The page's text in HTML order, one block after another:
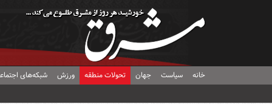
خانه سیاست جهان تحولات منطقه ورزش شبکه‌های